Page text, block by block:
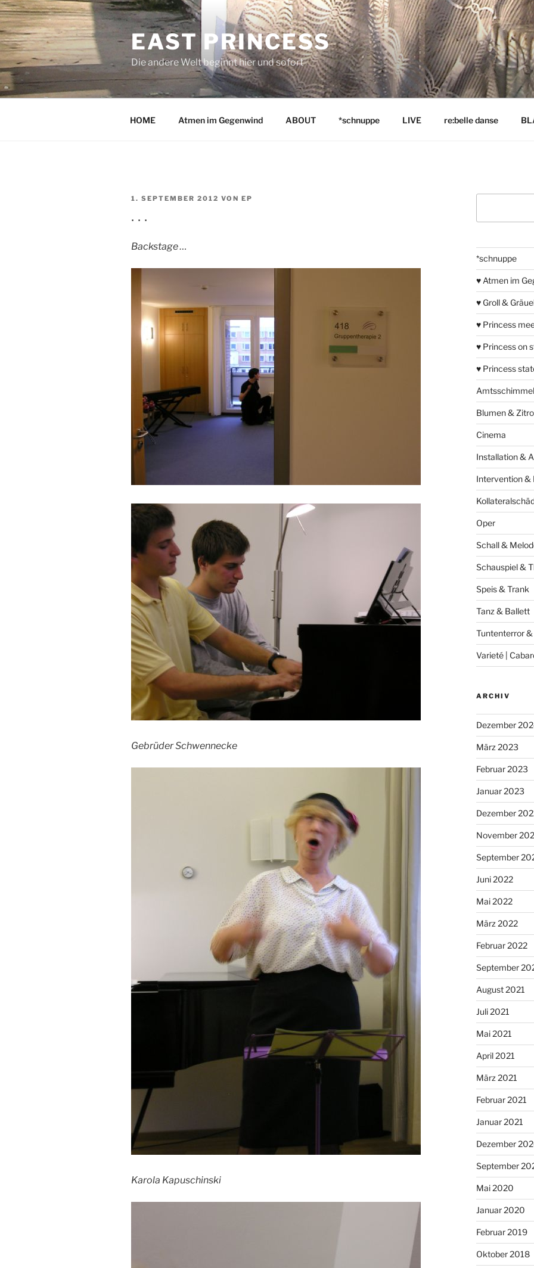
Zum
Inhalt
springen
EAST PRINCESS
Die andere Welt beginnt hier und sofort
HOME Atmen im Gegenwind ABOUT *schnuppe LIVE re:belle danse
VERÖFFENTLICHT
1. SEPTEMBER 2012 VON EP
. . .
Backstage …
Gebrüder Schwennecke
Karola Kapuschinski
*schnuppe
♥ Atmen im
♥ Groll &
♥ Princess
♥ Princess on
♥ Princess
Amtsschimmel
Blumen &
Cinema
Installation &
Intervention &
Oper
Schall &
Schauspiel &
Speis & Trank
Tanz & Ballett
Tuntenterror &
Varieté |
ARCHIV
Dezember
März 2023
Februar 2023
Januar 2023
Dezember
November
September
Juni 2022
Mai 2022
März 2022
Februar 2022
September
August 2021
Juli 2021
Mai 2021
April 2021
März 2021
Februar 2021
Januar 2021
Dezember
September
Mai 2020
Januar 2020
Februar 2019
Oktober 2018